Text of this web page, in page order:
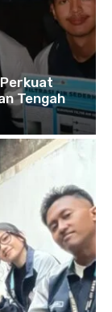
Perkuat
Tengah